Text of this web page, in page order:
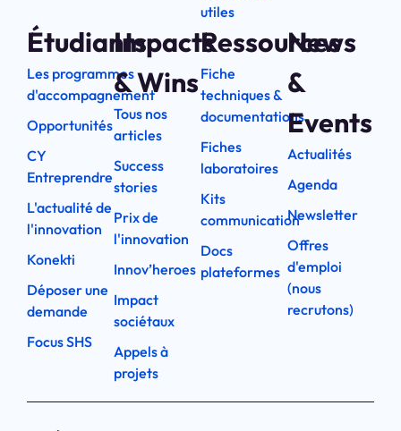
utiles
Étudiants
Les programmes
d'accompagnement
Opportunités
CY
Entreprendre
L'actualité de
l'innovation
Konekti
Déposer une
demande
Focus SHS
Impacts
& Wins
Tous nos
articles
Success
stories
Prix de
l'innovation
Innov’heroes
Impact
sociétaux
Appels à
projets
Ressources
Fiche
techniques &
documentations
Fiches
laboratoires
Kits
communication
Docs
plateformes
News
&
Events
Actualités
Agenda
Newsletter
Offres
d'emploi
(nous
recrutons)